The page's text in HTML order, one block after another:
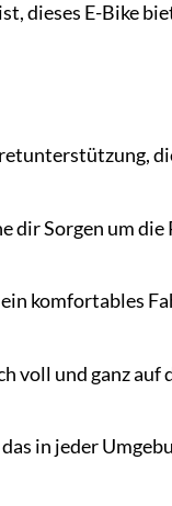
dieses E-Bike
dir Sorgen um die
komfortables
voll und ganz auf
in jeder